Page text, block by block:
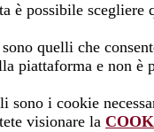
è possibile scegliere
quelli che
piattaforma e non è
sono i cookie
visionare la